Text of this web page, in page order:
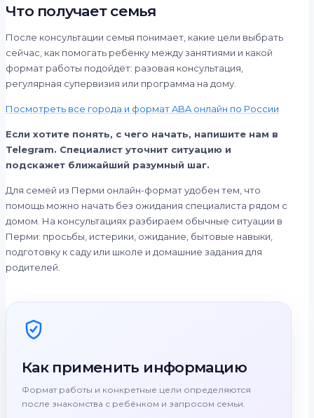
Что получает семья
После консультации семья понимает, какие цели выбрать
сейчас, как помогать ребёнку между занятиями и какой
формат работы подойдёт: разовая консультация,
регулярная супервизия или программа на дому.
Посмотреть все города и формат ABA онлайн по России
Если хотите понять, с чего начать, напишите нам в
Telegram. Специалист уточнит ситуацию и
подскажет ближайший разумный шаг.
Для семей из Перми онлайн-формат удобен тем, что
помощь можно начать без ожидания специалиста рядом с
домом. На консультациях разбираем обычные ситуации в
Перми: просьбы, истерики, ожидание, бытовые навыки,
подготовку к саду или школе и домашние задания для
родителей.
Как применить информацию
Формат работы и конкретные цели определяются
после знакомства с ребёнком и запросом семьи.